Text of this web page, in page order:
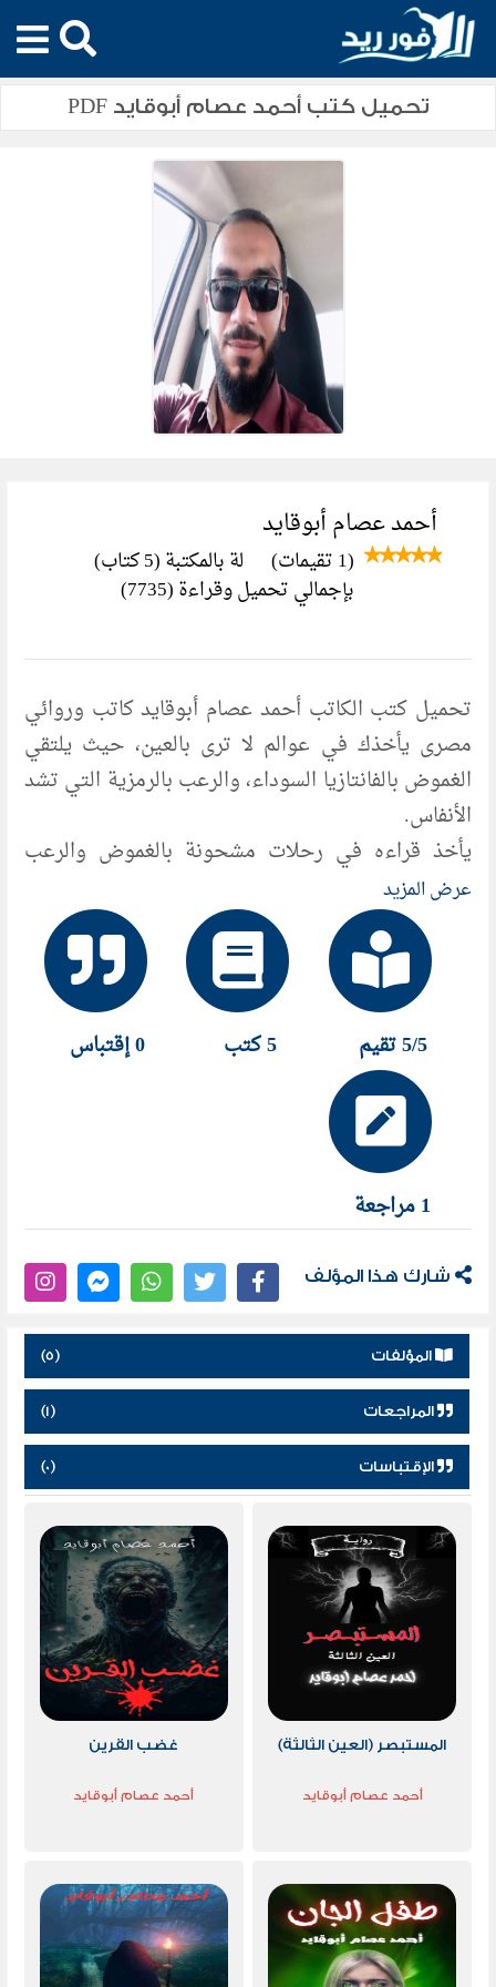
تحميل كتب أحمد عصام أبوقايد PDF
أحمد عصام أبوقايد
(1 تقيمات) لة بالمكتبة (5 كتاب)
بإجمالي تحميل وقراءة (7735)
تحميل كتب الكاتب أحمد عصام أبوقايد كاتب وروائي
مصرى يأخذك في عوالم لا ترى بالعين، حيث يلتقي
الغموض بالفانتازيا السوداء، والرعب بالرمزية التي تشد
الأنفاس.
يأخذ قراءه في رحلات مشحونة بالغموض والرعب
والتشويق الذي لا يهدأ حتى آخر صفحة.
أعماله المطبوعة السابقة :
العالم الموازي – رسائل من العالم الآخر – الكتاب الأسود
– غضب القرين – ثلاثية المستبصر( العين الثالثة /
النبؤة والمختار / المعركة قبل الأخيرة ) – فرعونيزم
كتب إلكترونية :
حراس العهد – طفل الجان – الشخصية المحذوفة –
الشخصية المحذوفة ٢ : تائه بين عالمين
عرض المزيد
5/5 تقيم 5 كتب 0 إقتباس
1 مراجعة
شارك هذا المؤلف
المؤلفات (5)
المراجعات (1)
الإقتباسات (0)
المستبصر (العين الثالثة)
أحمد عصام أبوقايد
غضب القرين
أحمد عصام أبوقايد